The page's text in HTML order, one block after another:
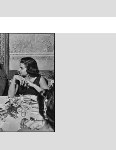
con la quale è
Scala